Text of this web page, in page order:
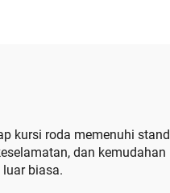
kursi roda memenuhi
dan
biasa.